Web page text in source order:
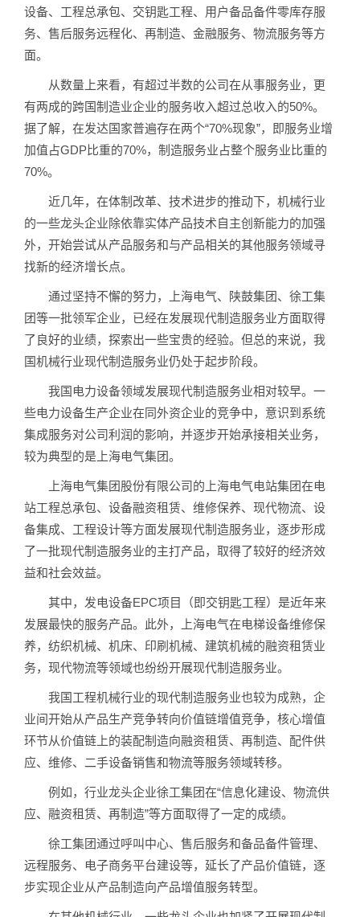
设备、工程总承包、交钥匙工程、用户备品备件零库存服
务、售后服务远程化、再制造、金融服务、物流服务等方
面。
从数量上来看，有超过半数的公司在从事服务业，更
有两成的跨国制造业企业的服务收入超过总收入的50%。
据了解，在发达国家普遍存在两个“70%现象”，即服务业增
加值占GDP比重的70%，制造服务业占整个服务业比重的
70%。
近几年，在体制改革、技术进步的推动下，机械行业
的一些龙头企业除依靠实体产品技术自主创新能力的加强
外，开始尝试从产品服务和与产品相关的其他服务领域寻
找新的经济增长点。
通过坚持不懈的努力，上海电气、陕鼓集团、徐工集
团等一批领军企业，已经在发展现代制造服务业方面取得
了良好的业绩，探索出一些宝贵的经验。但总的来说，我
国机械行业现代制造服务业仍处于起步阶段。
我国电力设备领域发展现代制造服务业相对较早。一
些电力设备生产企业在同外资企业的竞争中，意识到系统
集成服务对公司利润的影响，并逐步开始承接相关业务，
较为典型的是上海电气集团。
上海电气集团股份有限公司的上海电气电站集团在电
站工程总承包、设备融资租赁、维修保养、现代物流、设
备集成、工程设计等方面发展现代制造服务业，逐步形成
了一批现代制造服务业的主打产品，取得了较好的经济效
益和社会效益。
其中，发电设备EPC项目（即交钥匙工程）是近年来
发展最快的服务产品。此外，上海电气在电梯设备维修保
养，纺织机械、机床、印刷机械、建筑机械的融资租赁业
务，现代物流等领域也纷纷开展现代制造服务业。
我国工程机械行业的现代制造服务业也较为成熟，企
业间开始从产品生产竞争转向价值链增值竞争，核心增值
环节从价值链上的装配制造向融资租赁、再制造、配件供
应、维修、二手设备销售和物流等服务领域转移。
例如，行业龙头企业徐工集团在“信息化建设、物流供
应、融资租赁、再制造”等方面取得了一定的成绩。
徐工集团通过呼叫中心、售后服务和备品备件管理、
远程服务、电子商务平台建设等，延长了产品价值链，逐
步实现企业从产品制造向产品增值服务转型。